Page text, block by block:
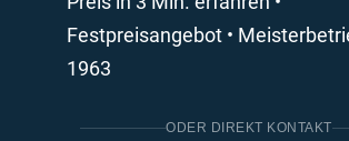
Festpreisangebot •
1963
ODER DIREKT KONTAKT